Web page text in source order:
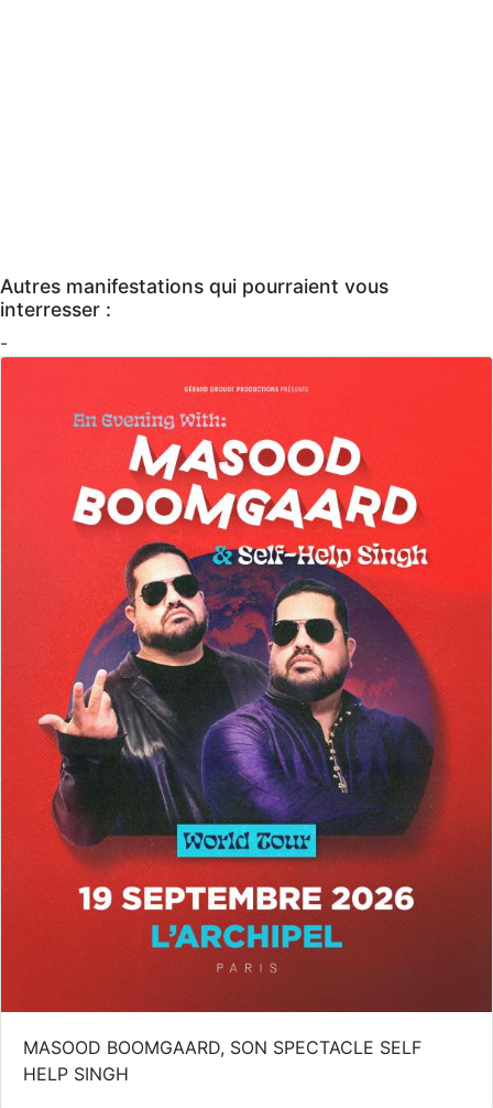
Autres manifestations qui pourraient vous
interresser :
-
MASOOD BOOMGAARD, SON SPECTACLE SELF
HELP SINGH